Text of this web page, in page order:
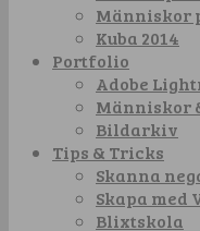
Människor
Kuba 2014
Portfolio
Adobe
Människor
Bildarkiv
Tips & Tricks
Skanna
Skapa med
Blixtskola